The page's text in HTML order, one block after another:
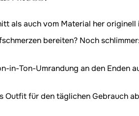
als auch vom Material her
bereiten? Noch
Ton-Umrandung an den Enden
für den täglichen Gebrauch